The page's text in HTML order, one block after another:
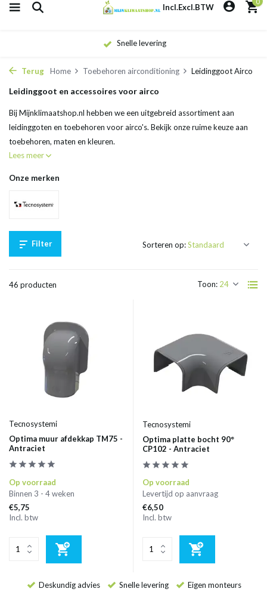
Incl.Excl.BTW
Terug Home Toebehoren airconditioning Leidinggoot Airco
Leidinggoot en accessoires voor airco
Bij Mijnklimaatshop.nl hebben we een uitgebreid assortiment aan
leidinggoten en toebehoren voor airco's. Bekijk onze ruime keuze aan
toebehoren, maten en kleuren.
Lees meer
Onze merken
Filter
46 producten Toon:
Sorteren op:
Tecnosystemi
Optima muur afdekkap TM75 -
Antraciet
Op voorraad
Binnen 3 - 4 weken
€5,75
Incl. btw
Tecnosystemi
Optima platte bocht 90°
CP102 - Antraciet
Op voorraad
Levertijd op aanvraag
€6,50
Incl. btw
Deskundig advies Snelle levering Eigen monteurs